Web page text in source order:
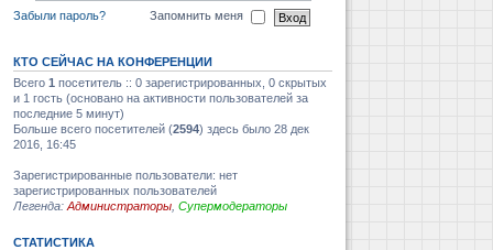
Забыли пароль? Запомнить меня
КТО СЕЙЧАС НА КОНФЕРЕНЦИИ
Всего 1 посетитель :: 0 зарегистрированных, 0 скрытых
и 1 гость (основано на активности пользователей за
последние 5 минут)
Больше всего посетителей (2594) здесь было 28 дек
2016, 16:45
Зарегистрированные пользователи: нет
зарегистрированных пользователей
Легенда: Администраторы Супермодераторы
СТАТИСТИКА